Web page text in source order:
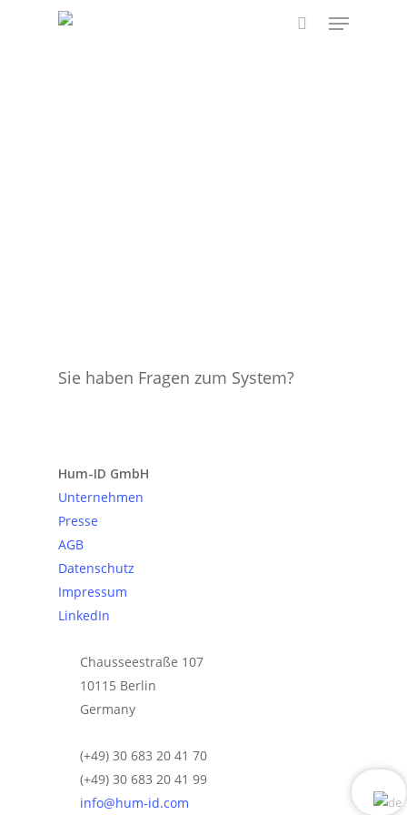
Menu
Sie haben Fragen zum System?
Hum-ID GmbH
Unternehmen
Presse
AGB
Datenschutz
Impressum
LinkedIn
Chausseestraße 107
10115 Berlin
Germany
(+49) 30 683 20 41 70
(+49) 30 683 20 41 99
info@hum-id.com